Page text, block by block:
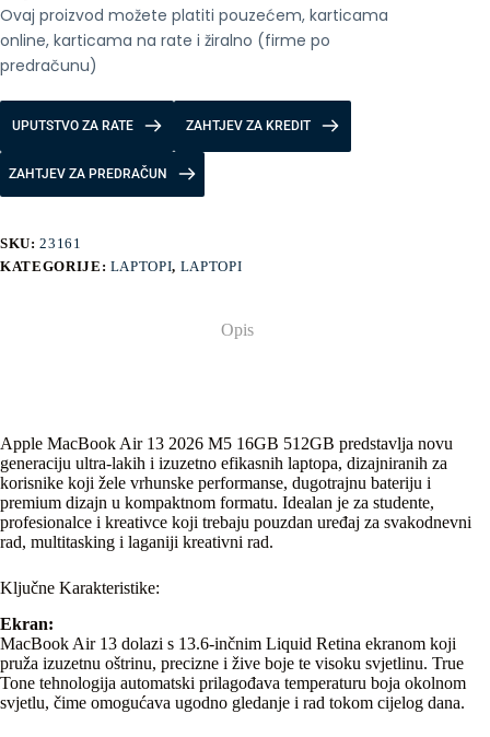
Ovaj proizvod možete platiti pouzećem, karticama
online, karticama na rate i žiralno (firme po
predračunu)
UPUTSTVO ZA RATE ZAHTJEV ZA KREDIT
ZAHTJEV ZA PREDRAČUN
SKU:23161
KATEGORIJE: LAPTOPI, LAPTOPI
Opis
Apple MacBook Air 13 2026 M5 16GB 512GB predstavlja novu
generaciju ultra-lakih i izuzetno efikasnih laptopa, dizajniranih za
korisnike koji žele vrhunske performanse, dugotrajnu bateriju i
premium dizajn u kompaktnom formatu. Idealan je za studente,
profesionalce i kreativce koji trebaju pouzdan uređaj za svakodnevni
rad, multitasking i laganiji kreativni rad.
Ključne Karakteristike:
Ekran:
MacBook Air 13 dolazi s 13.6-inčnim Liquid Retina ekranom koji
pruža izuzetnu oštrinu, precizne i žive boje te visoku svjetlinu. True
Tone tehnologija automatski prilagođava temperaturu boja okolnom
svjetlu, čime omogućava ugodno gledanje i rad tokom cijelog dana.